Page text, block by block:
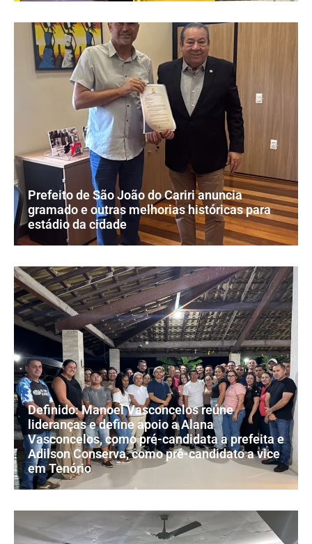
Prefeito de São João do Cariri anuncia
gramado e outras melhorias históricas para
estádio da cidade
Definido: Manoel Vasconcelos reúne
lideranças e define apoio a Alana
Vasconcelos, como pré-candidata a prefeita e
Adilson Conserva, como pré-candidato a vice
em Tenório